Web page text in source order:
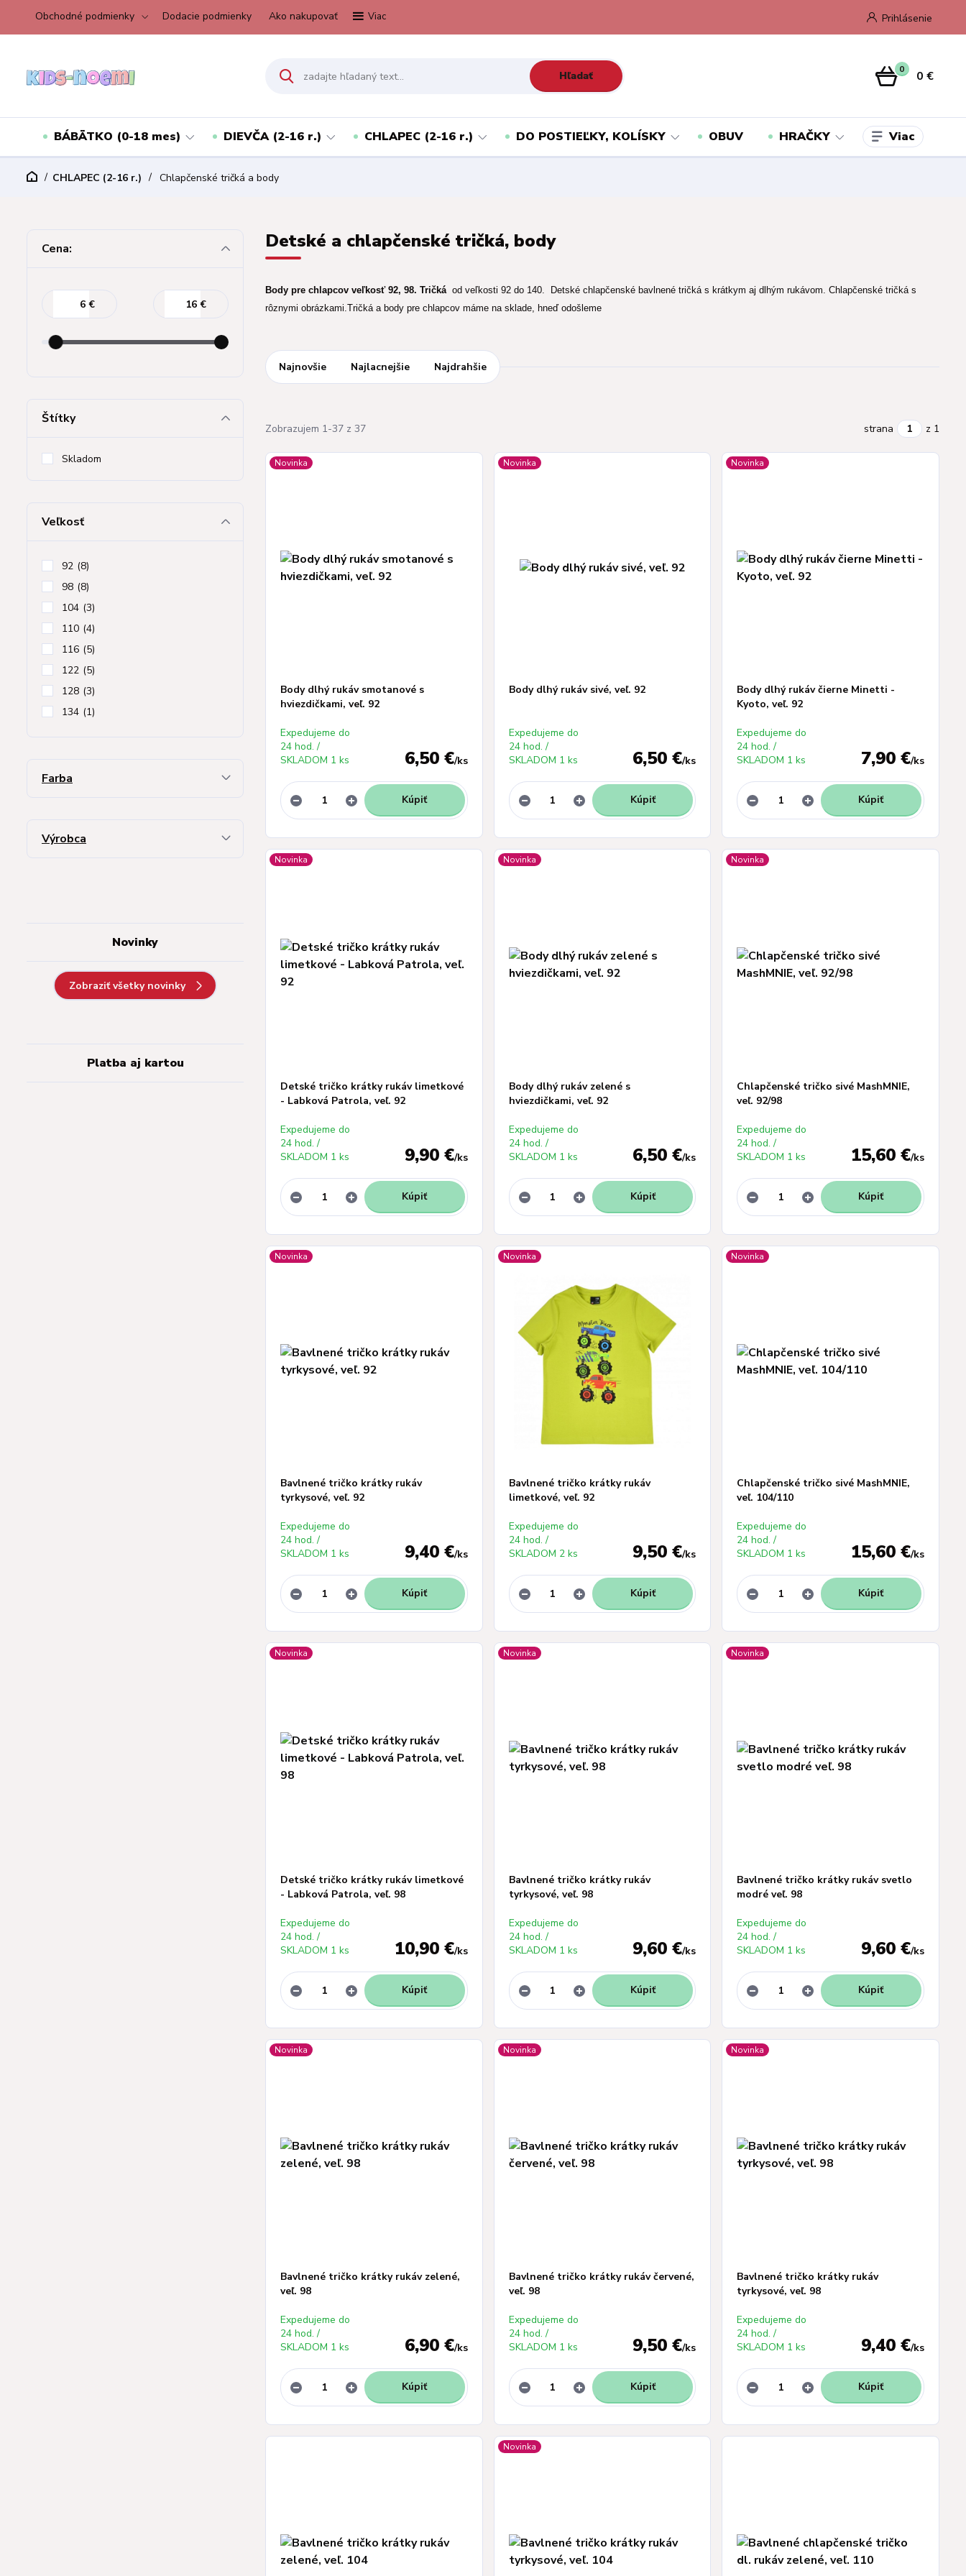
Obchodné podmienky Dodacie podmienky Ako nakupovať Viac Prihlásenie
Hľadať 0 0 €
BÁBÄTKO (0-18 mes) DIEVČA (2-16 r.) CHLAPEC (2-16 r.) DO POSTIEĽKY, KOLÍSKY OBUV HRAČKY Viac
CHLAPEC (2-16 r.) Chlapčenské tričká a body
Detské a chlapčenské tričká, body
Body pre chlapcov veľkosť 92, 98. Tričká od veľkosti 92 do 140. Detské chlapčenské bavlnené tričká s krátkym aj dlhým rukávom. Chlapčenské tričká s
rôznymiobrázkami.Tričká a body pre chlapcov máme na sklade, hneď odošleme
Najnovšie Najlacnejšie Najdrahšie
Zobrazujem 1-37 z 37 strana z 1
Novinka
Body dlhý rukáv smotanové s
hviezdičkami, veľ. 92
6,50 €/ks
Expedujeme do
24 hod. /
SKLADOM 1 ks
Kúpiť
Novinka
Body dlhý rukáv sivé, veľ. 92
6,50 €/ks
Expedujeme do
24 hod. /
SKLADOM 1 ks
Kúpiť
Novinka
Body dlhý rukáv čierne Minetti -
Kyoto, veľ. 92
7,90 €/ks
Expedujeme do
24 hod. /
SKLADOM 1 ks
Kúpiť
Novinka
Detské tričko krátky rukáv limetkové
- Labková Patrola, veľ. 92
9,90 €/ks
Expedujeme do
24 hod. /
SKLADOM 1 ks
Kúpiť
Novinka
Body dlhý rukáv zelené s
hviezdičkami, veľ. 92
6,50 €/ks
Expedujeme do
24 hod. /
SKLADOM 1 ks
Kúpiť
Novinka
Chlapčenské tričko sivé MashMNIE,
veľ. 92/98
15,60 €/ks
Expedujeme do
24 hod. /
SKLADOM 1 ks
Kúpiť
Novinka
Bavlnené tričko krátky rukáv
tyrkysové, veľ. 92
9,40 €/ks
Expedujeme do
24 hod. /
SKLADOM 1 ks
Kúpiť
Novinka
Bavlnené tričko krátky rukáv
limetkové, veľ. 92
9,50 €/ks
Expedujeme do
24 hod. /
SKLADOM 2 ks
Kúpiť
Novinka
Chlapčenské tričko sivé MashMNIE,
veľ. 104/110
15,60 €/ks
Expedujeme do
24 hod. /
SKLADOM 1 ks
Kúpiť
Novinka
Detské tričko krátky rukáv limetkové
- Labková Patrola, veľ. 98
10,90 €/ks
Expedujeme do
24 hod. /
SKLADOM 1 ks
Kúpiť
Novinka
Bavlnené tričko krátky rukáv
tyrkysové, veľ. 98
9,60 €/ks
Expedujeme do
24 hod. /
SKLADOM 1 ks
Kúpiť
Novinka
Bavlnené tričko krátky rukáv svetlo
modré veľ. 98
9,60 €/ks
Expedujeme do
24 hod. /
SKLADOM 1 ks
Kúpiť
Novinka
Bavlnené tričko krátky rukáv zelené,
veľ. 98
6,90 €/ks
Expedujeme do
24 hod. /
SKLADOM 1 ks
Kúpiť
Novinka
Bavlnené tričko krátky rukáv červené,
veľ. 98
9,50 €/ks
Expedujeme do
24 hod. /
SKLADOM 1 ks
Kúpiť
Novinka
Bavlnené tričko krátky rukáv
tyrkysové, veľ. 98
9,40 €/ks
Expedujeme do
24 hod. /
SKLADOM 1 ks
Kúpiť
Novinka
Cena:
€ €
Štítky
Skladom
Veľkosť
92 (8)
98 (8)
104 (3)
110 (4)
116 (5)
122 (5)
128 (3)
134 (1)
Farba
Výrobca
Novinky
Zobraziť všetky novinky
Platba aj kartou